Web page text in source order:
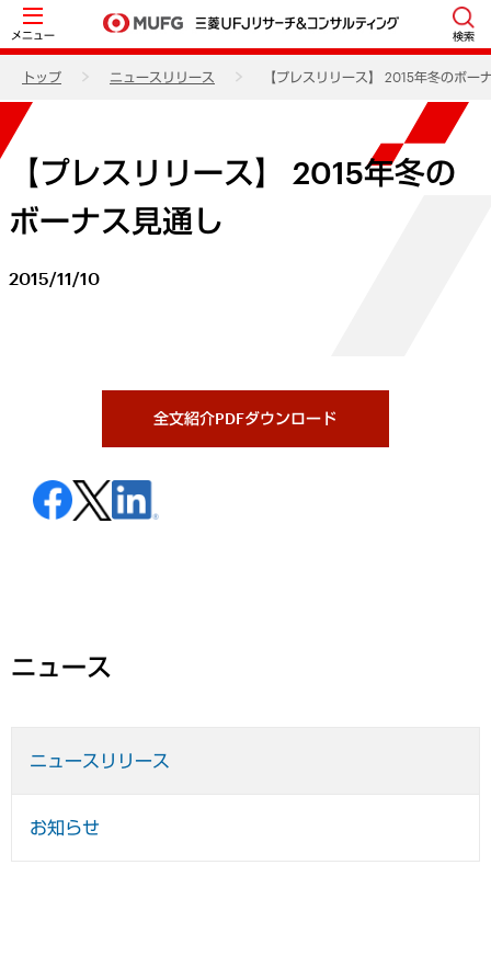
メニュー 検索
トップ ニュースリリース 【プレスリリース】 2015年冬のボー
【プレスリリース】 2015年冬の
ボーナス見通し
2015/11/10
全文紹介PDFダウンロード
ニュース
ニュースリリース
お知らせ